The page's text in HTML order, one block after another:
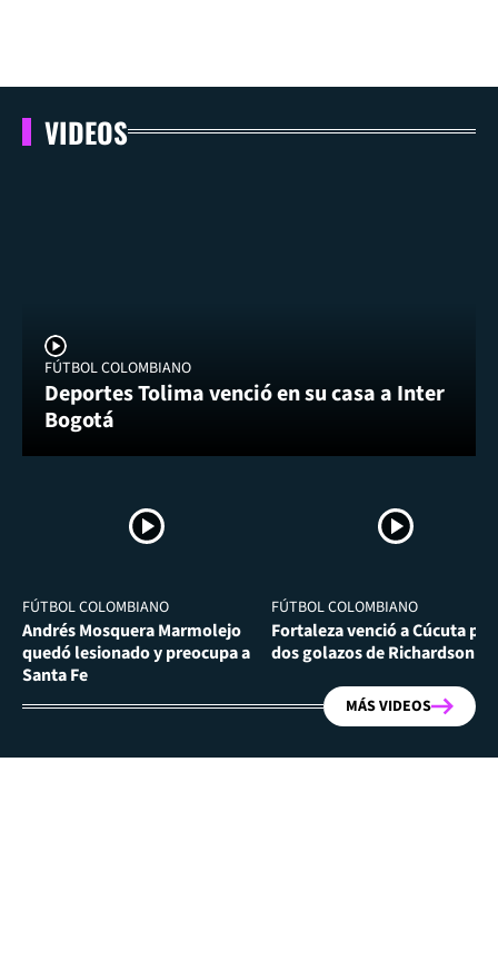
VIDEOS
FÚTBOL COLOMBIANO
Deportes Tolima venció en su casa a Inter
Bogotá
FÚTBOL COLOMBIANO
Andrés Mosquera Marmolejo
quedó lesionado y preocupa a
Santa Fe
FÚTBOL COLOMBIANO
Fortaleza venció a Cúcuta por
dos golazos de Richardson
MÁS VIDEOS